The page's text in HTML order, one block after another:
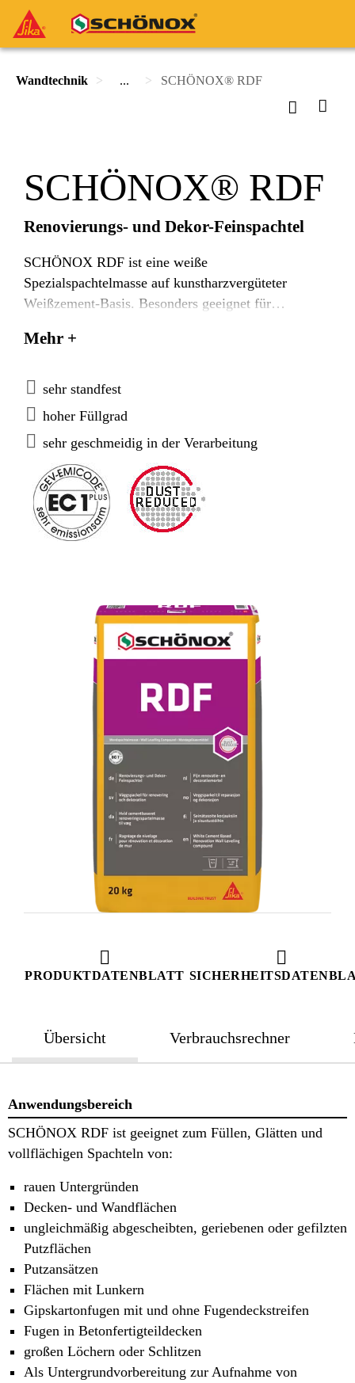
Wandtechnik ... SCHÖNOX® RDF
PRODUKTDATENBLATT
SCHÖNOX® RDF
Renovierungs- und Dekor-Feinspachtel
SCHÖNOX RDF ist eine weiße
Spezialspachtelmasse auf kunstharzvergüteter
Weißzement-Basis. Besonders geeignet für
Renovierungs- und Sanierungsbereich. SCHÖNOX
Schleifbarkeit aus.
Mehr +
sehr standfest
hoher Füllgrad
sehr geschmeidig in der Verarbeitung
Übersicht Verbrauchsrechner
Anwendungsbereich
SCHÖNOX RDF ist geeignet zum Füllen, Glätten und
vollflächigen Spachteln von:
rauen Untergründen
Decken- und Wandflächen
ungleichmäßig abgescheibten, geriebenen oder gefilzten
Putzflächen
Putzansätzen
Flächen mit Lunkern
Gipskartonfugen mit und ohne Fugendeckstreifen
Fugen in Betonfertigteildecken
großen Löchern oder Schlitzen
Als Untergrundvorbereitung zur Aufnahme von